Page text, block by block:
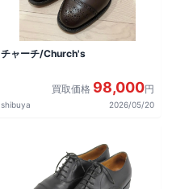
チャーチ/Church's
買取価格 98,000円
shibuya 2026/05/20